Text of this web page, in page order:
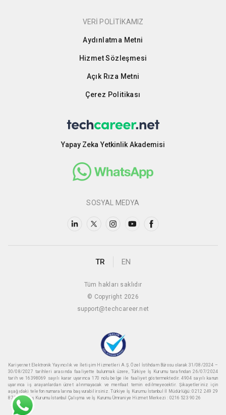
VERİ POLİTİKAMIZ
Aydınlatma Metni
Hizmet Sözleşmesi
Açık Rıza Metni
Çerez Politikası
Yapay Zeka Yetkinlik Akademisi
SOSYAL MEDYA
TR EN
Tüm hakları saklıdır
© Copyright 2026
support@techcareer.net
Kariyer.net Elektronik Yayıncılık ve İletişim Hizmetleri A.Ş. Özel İstihdam Bürosu olarak 31/08/2024 –
30/08/2027 tarihleri arasında faaliyette bulunmak üzere, Türkiye İş Kurumu tarafından 26/07/2024
tarih ve 16398069 sayılı karar uyarınca 170 nolu belge ile faaliyet göstermektedir. 4904 sayılı kanun
uyarınca iş arayanlardan ücret alınmayacak ve menfaat temin edilmeyecektir. Şikayetleriniz için
aşağıdaki telefon numaralarına başvurabilirsiniz. Türkiye İş Kurumu İstanbul İl Müdürlüğü: 0212 249 29
87 Türkiye iş Kurumu İstanbul Çalışma ve İş Kurumu Ümraniye Hizmet Merkezi : 0216 523 90 26